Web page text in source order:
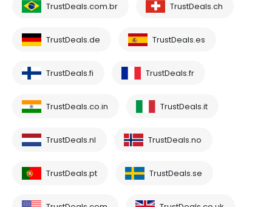
TrustDeals.com.br TrustDeals.ch
TrustDeals.de TrustDeals.es
TrustDeals.fi TrustDeals.fr
TrustDeals.co.in TrustDeals.it
TrustDeals.nl TrustDeals.no
TrustDeals.pt TrustDeals.se